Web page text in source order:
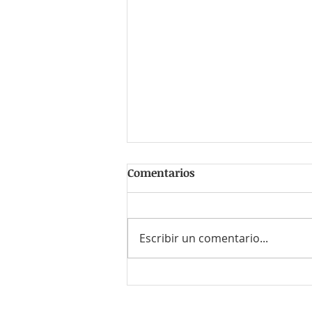
Comentarios
Escribir un comentario...